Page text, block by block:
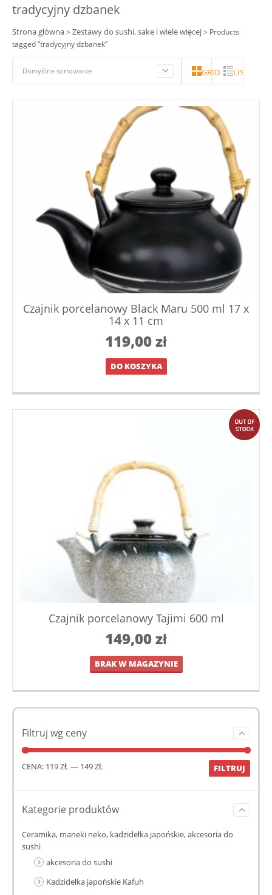
tradycyjny dzbanek
Strona główna> Zestawy do sushi, sake i wiele więcej> Products
tagged “tradycyjny dzbanek”
Domyślne sortowanie GRID LISTA
Czajnik porcelanowy Black Maru 500 ml 17 x
14 x 11 cm
119,00zł
DO KOSZYKA
Czajnik porcelanowy Tajimi 600 ml
149,00zł
BRAK W MAGAZYNIE
Filtruj wg ceny
FILTRUJ
CENA: 119 ZŁ— 149 ZŁ
Kategorie produktów
Ceramika, maneki neko, kadzidełka japońskie, akcesoria do
sushi
akcesoria do sushi
Kadzidełka japońskie Kafuh